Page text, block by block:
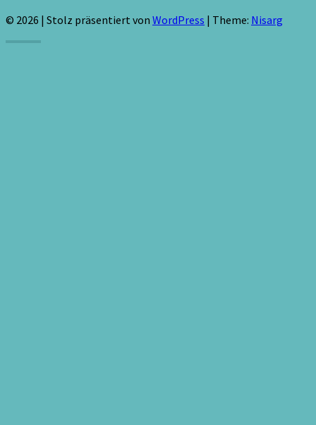
© 2026 | Stolz präsentiert von WordPress | Theme: Nisarg